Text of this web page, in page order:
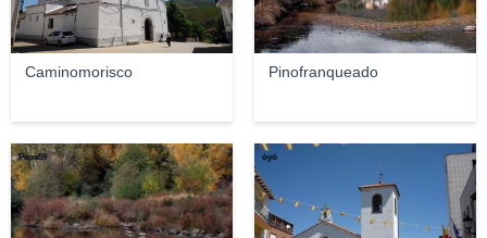
Caminomorisco Pinofranqueado
Pepe59 òyó